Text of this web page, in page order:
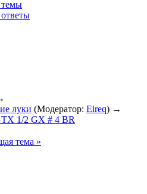
луки (Модератор: Eireq) →
1/2 GX # 4 BR
тема »